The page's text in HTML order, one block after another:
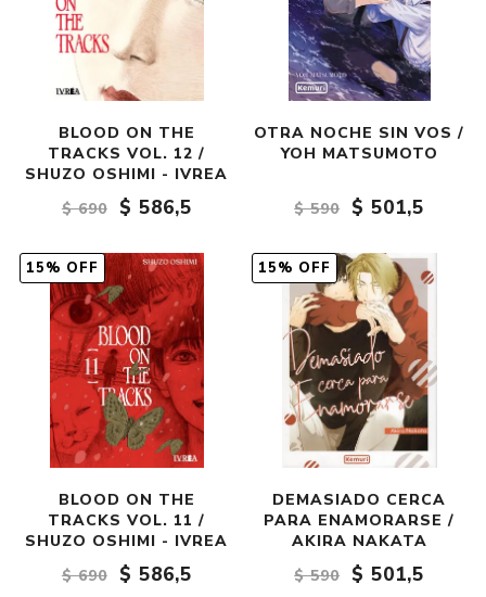
BLOOD ON THE
TRACKS VOL. 12 /
SHUZO OSHIMI - IVREA
$ 690
$ 586,5
OTRA NOCHE SIN VOS /
YOH MATSUMOTO
$ 590 $ 501,5
15% OFF
BLOOD ON THE
TRACKS VOL. 11 /
SHUZO OSHIMI - IVREA
$ 690
$ 586,5
15% OFF
DEMASIADO CERCA
PARA ENAMORARSE /
AKIRA NAKATA
$ 590
$ 501,5